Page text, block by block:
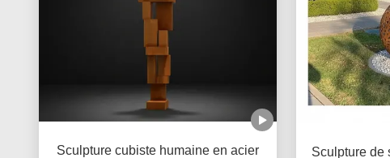
Sculpture cubiste humaine en acier Sculpture de